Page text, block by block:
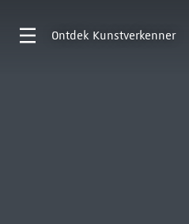
Ontdek Kunstverkenner